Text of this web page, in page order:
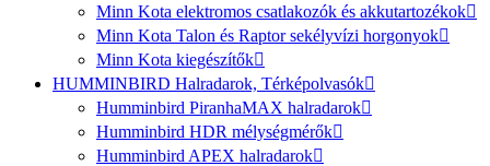
Minn Kota elektromos csatlakozók és akkutartozékok
Minn Kota Talon és Raptor sekélyvízi horgonyok
Minn Kota kiegészítők
HUMMINBIRD Halradarok, Térképolvasók
Humminbird PiranhaMAX halradarok
Humminbird HDR mélységmérők
Humminbird APEX halradarok